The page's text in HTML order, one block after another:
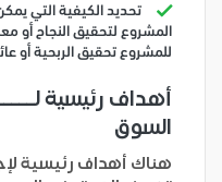
تحديد الكيفية التي
المشروع لتحقيق النجاح أو
للمشروع تحقيق الربحية أو
أهداف رئيسية
السوق
هناك أهداف رئيسية